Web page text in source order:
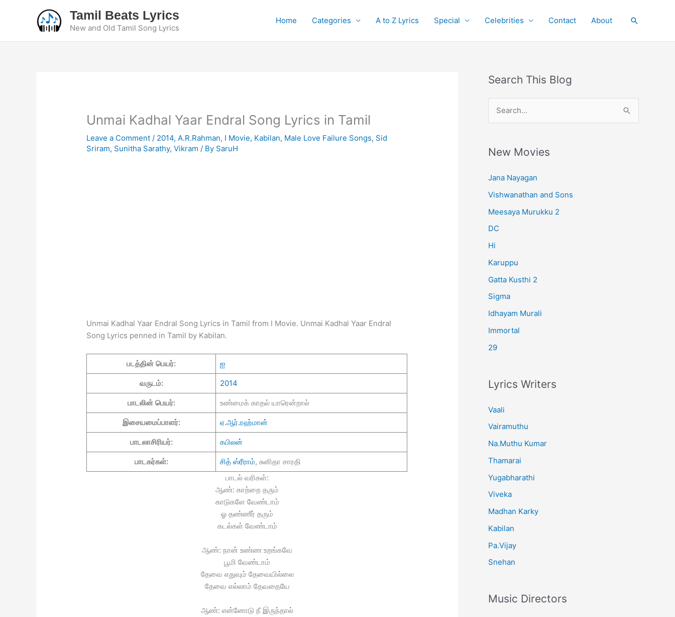
Tamil Beats Lyrics
New and Old Tamil Song Lyrics
Home Categories A to Z Lyrics Special Celebrities Contact About Search
Unmai Kadhal Yaar Endral Song Lyrics in Tamil
Leave a Comment / 2014,A.R.Rahman, I Movie, Kabilan, Male Love Failure Songs, Sid
Sriram, Sunitha Sarathy,Vikram / By SaruH
Unmai Kadhal Yaar Endral Song Lyrics in Tamil from I Movie. Unmai Kadhal Yaar Endral
Song Lyrics penned in Tamil by Kabilan.
படத்தின் பெயர்: ஐ
வருடம்: 2014
பாடலின் பெயர்: உண்மைக் காதல் யாரென்றால்
இசையமைப்பாளர்: ஏ.ஆர்.ரஹ்மான்
பாடலாசிரியர்: கபிலன்
பாடகர்கள்: சித் ஸ்ரீராம், சுனிதா சாரதி
பாடல் வரிகள்:
ஆண்: காற்றை தரும்
காடுகளே வேண்டாம்
ஓ தண்ணீர் தரும்
கடல்கள் வேண்டாம்
ஆண்: நான் உண்ண உறங்கவே
பூமி வேண்டாம்
தேவை எதுவும் தேவையில்லை
தேவை எல்லாம் தேவதையே
ஆண்: என்னோடு நீ இருந்தால்
Search This Blog
r
h
f
o
r
:
New Movies
Jana Nayagan
Vishwanathan and Sons
Meesaya Murukku 2
DC
Hi
Karuppu
Gatta Kusthi 2
Sigma
Idhayam Murali
Immortal
29
Lyrics Writers
Vaali
Vairamuthu
Na.Muthu Kumar
Thamarai
Yugabharathi
Viveka
Madhan Karky
Kabilan
Pa.Vijay
Snehan
Music Directors